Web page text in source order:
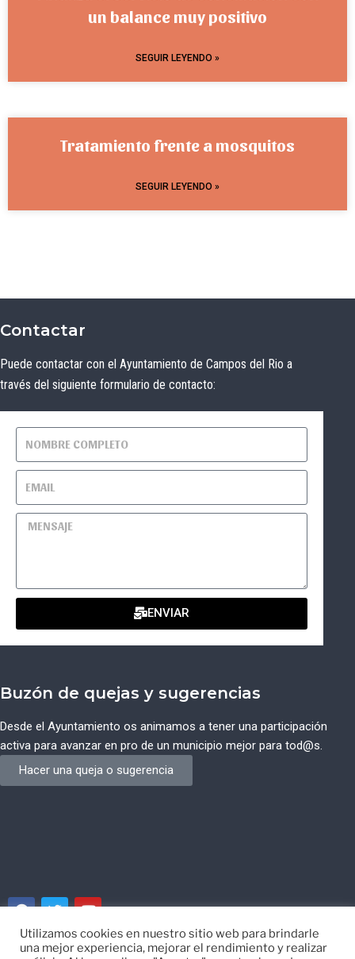
un balance muy positivo
SEGUIR LEYENDO »
Tratamiento frente a mosquitos
SEGUIR LEYENDO »
Contactar
Puede contactar con el Ayuntamiento de Campos del Rio a
través del siguiente formulario de contacto:
ENVIAR
Buzón de quejas y sugerencias
Desde el Ayuntamiento os animamos a tener una participación
activa para avanzar en pro de un municipio mejor para tod@s.
Hacer una queja o sugerencia
Utilizamos cookies en nuestro sitio web para brindarle
una mejor experiencia, mejorar el rendimiento y realizar